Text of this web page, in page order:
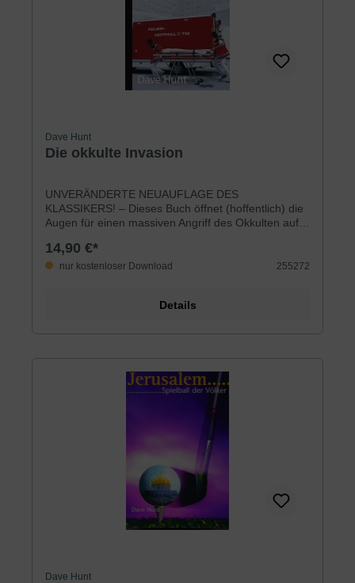
Dave Hunt
Die okkulte Invasion
UNVERÄNDERTE NEUAUFLAGE DES
KLASSIKERS! – Dieses Buch öffnet (hoffentlich) die
Augen für einen massiven Angriff des Okkulten auf
Evolutionstheorie und deren Bedeutung für das
heute verbreitete Menschen-, Welt- und Gottesbild
immer wiederkehrenden Grundprinzipien der
»Geistliche Kriegsführung«. Eine wertvolle
Orientierungshilfe im Irrgarten der heutigen
14,90 €*
nur kostenloser Download 255272
Details
Dave Hunt